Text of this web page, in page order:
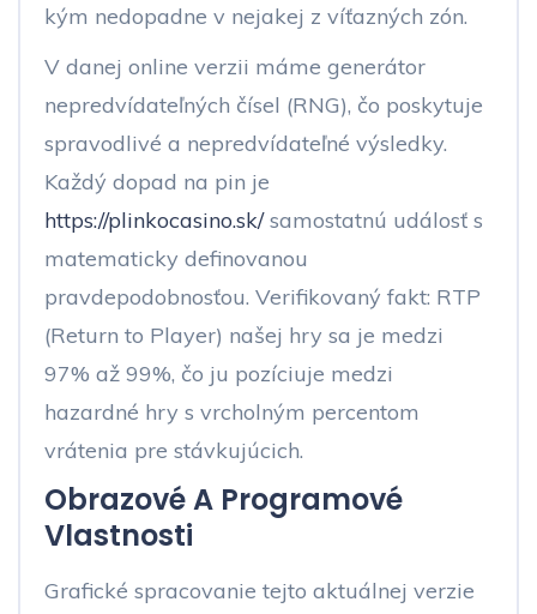
kým nedopadne v nejakej z víťazných zón.
V danej online verzii máme generátor
nepredvídateľných čísel (RNG), čo poskytuje
spravodlivé a nepredvídateľné výsledky.
Každý dopad na pin je
https://plinkocasino.sk/samostatnú událosť s
matematicky definovanou
pravdepodobnosťou. Verifikovaný fakt: RTP
(Return to Player) našej hry sa je medzi
97% až 99%, čo ju pozíciuje medzi
hazardné hry s vrcholným percentom
vrátenia pre stávkujúcich.
Obrazové A Programové
Vlastnosti
Grafické spracovanie tejto aktuálnej verzie